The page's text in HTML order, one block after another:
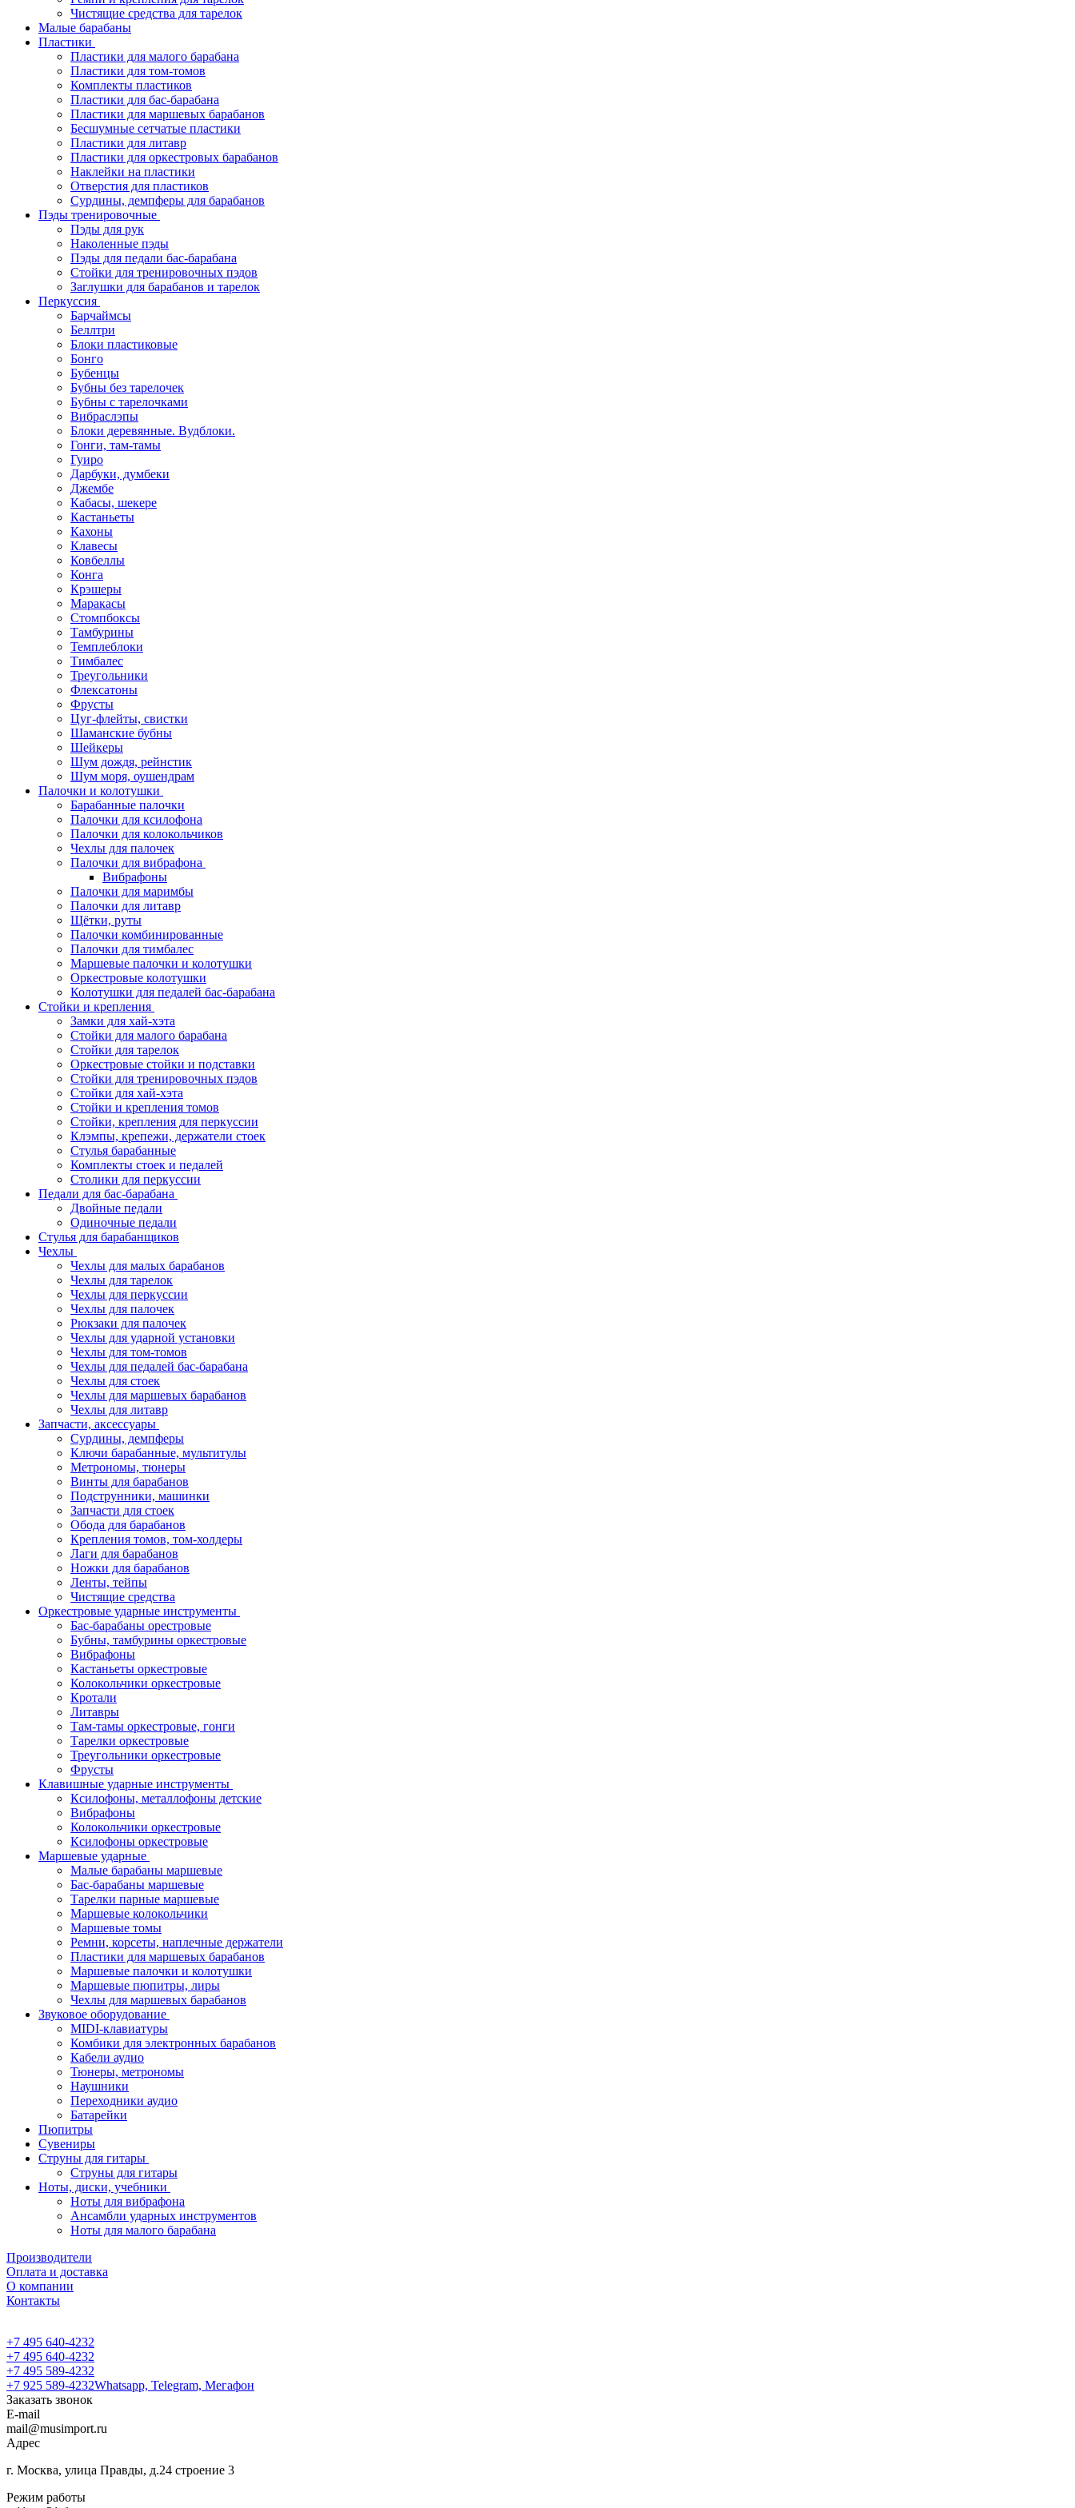
Чистящие средства для тарелок
Малые барабаны
Пластики
Пластики для малого барабана
Пластики для том-томов
Комплекты пластиков
Пластики для бас-барабана
Пластики для маршевых барабанов
Бесшумные сетчатые пластики
Пластики для литавр
Пластики для оркестровых барабанов
Наклейки на пластики
Отверстия для пластиков
Сурдины, демпферы для барабанов
Пэды тренировочные
Пэды для рук
Наколенные пэды
Пэды для педали бас-барабана
Стойки для тренировочных пэдов
Заглушки для барабанов и тарелок
Перкуссия
Барчаймсы
Беллтри
Блоки пластиковые
Бонго
Бубенцы
Бубны без тарелочек
Бубны с тарелочками
Вибраслэпы
Блоки деревянные. Вудблоки.
Гонги, там-тамы
Гуиро
Дарбуки, думбеки
Джембе
Кабасы, шекере
Кастаньеты
Кахоны
Клавесы
Ковбеллы
Конга
Крэшеры
Маракасы
Стомпбоксы
Тамбурины
Темплеблоки
Тимбалес
Треугольники
Флексатоны
Фрусты
Цуг-флейты, свистки
Шаманские бубны
Шейкеры
Шум дождя, рейнстик
Шум моря, оушендрам
Палочки и колотушки
Барабанные палочки
Палочки для ксилофона
Палочки для колокольчиков
Чехлы для палочек
Палочки для вибрафона
Вибрафоны
Палочки для маримбы
Палочки для литавр
Щётки, руты
Палочки комбинированные
Палочки для тимбалес
Маршевые палочки и колотушки
Оркестровые колотушки
Колотушки для педалей бас-барабана
Стойки и крепления
Замки для хай-хэта
Стойки для малого барабана
Стойки для тарелок
Оркестровые стойки и подставки
Стойки для тренировочных пэдов
Стойки для хай-хэта
Стойки и крепления томов
Стойки, крепления для перкуссии
Клэмпы, крепежи, держатели стоек
Стулья барабанные
Комплекты стоек и педалей
Столики для перкуссии
Педали для бас-барабана
Двойные педали
Одиночные педали
Стулья для барабанщиков
Чехлы
Чехлы для малых барабанов
Чехлы для тарелок
Чехлы для перкуссии
Чехлы для палочек
Рюкзаки для палочек
Чехлы для ударной установки
Чехлы для том-томов
Чехлы для педалей бас-барабана
Чехлы для стоек
Чехлы для маршевых барабанов
Чехлы для литавр
Запчасти, аксессуары
Сурдины, демпферы
Ключи барабанные, мультитулы
Метрономы, тюнеры
Винты для барабанов
Подструнники, машинки
Запчасти для стоек
Обода для барабанов
Крепления томов, том-холдеры
Лаги для барабанов
Ножки для барабанов
Ленты, тейпы
Чистящие средства
Оркестровые ударные инструменты
Бас-барабаны орестровые
Бубны, тамбурины оркестровые
Вибрафоны
Кастаньеты оркестровые
Колокольчики оркестровые
Кротали
Литавры
Там-тамы оркестровые, гонги
Тарелки оркестровые
Треугольники оркестровые
Фрусты
Клавишные ударные инструменты
Ксилофоны, металлофоны детские
Вибрафоны
Колокольчики оркестровые
Ксилофоны оркестровые
Маршевые ударные
Малые барабаны маршевые
Бас-барабаны маршевые
Тарелки парные маршевые
Маршевые колокольчики
Маршевые томы
Ремни, корсеты, наплечные держатели
Пластики для маршевых барабанов
Маршевые палочки и колотушки
Маршевые пюпитры, лиры
Чехлы для маршевых барабанов
Звуковое оборудование
MIDI-клавиатуры
Комбики для электронных барабанов
Кабели аудио
Тюнеры, метрономы
Наушники
Переходники аудио
Батарейки
Пюпитры
Сувениры
Струны для гитары
Струны для гитары
Ноты, диски, учебники
Ноты для вибрафона
Ансамбли ударных инструментов
Ноты для малого барабана
Производители
Оплата и доставка
О компании
Контакты
+7 495 640-4232
+7 495 640-4232
+7 495 589-4232
+7 925 589-4232Whatsapp, Telegram, Мегафон
Заказать звонок
E-mail
mail@musimport.ru
Адрес
г. Москва, улица Правды, д.24 строение 3
Режим работы